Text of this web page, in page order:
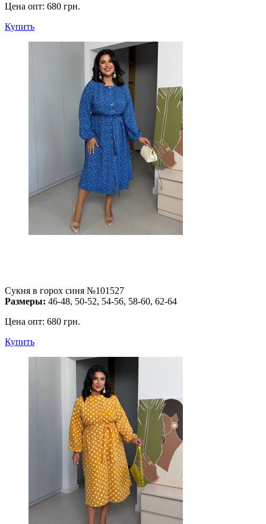
Цена опт: 680 грн.
Купить
Сукня в горох синя №101527
Размеры: 46-48, 50-52, 54-56, 58-60, 62-64
Цена опт: 680 грн.
Купить